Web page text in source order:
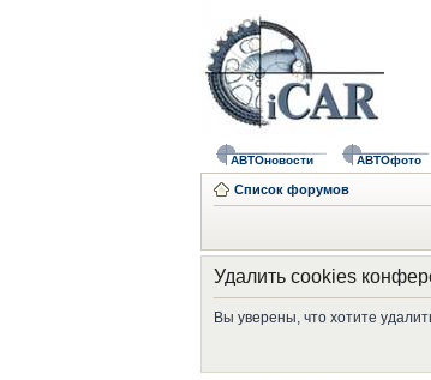
АВТОновости АВТОфото
Список форумов
Удалить cookies
Вы уверены, что хотите